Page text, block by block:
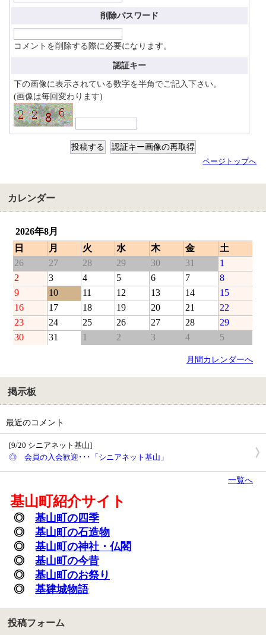
削除パスワード
コメントを削除する際に必要になります。
認証キー
下の画像に表示されている数字を半角でご記入下さい。
(画像は毎回変わります)
ページトップへ
カレンダー
2026年8月
日
月 火 水 木 金
土
26
27 28 29 30 31
1
2
3 4 5 6 7
8
9
10 11 12 13 14
15
16
17 18 19 20 21
22
23
24 25 26 27 28
29
30
31 1 2 3 4 5
月間カレンダーへ
掲示板
最近のコメント
◎ 会員の入会歓迎･･･「シニアネット基山」
[9/20 シニアネット基山]
一覧へ
基山町紹介サイト
◎ 基山町の四季
◎ 基山町の石造物
◎ 基山町の神社・仏閣
◎ 基山町の今昔
◎ 基山町のお祭り
◎ 基肄城物語
投稿フォーム